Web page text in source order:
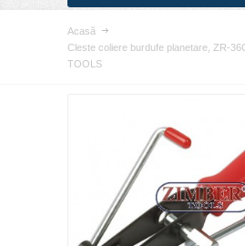
Acasă
Cleste coliere burdufe planetare, ZR-
TOOLS